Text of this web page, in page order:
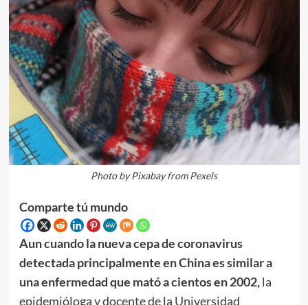
Photo by Pixabay from Pexels
Comparte tú mundo
Aun cuando la nueva cepa de coronavirus
detectada principalmente en China es similar a
una enfermedad que mató a cientos en 2002,la
epidemióloga y docente de la Universidad